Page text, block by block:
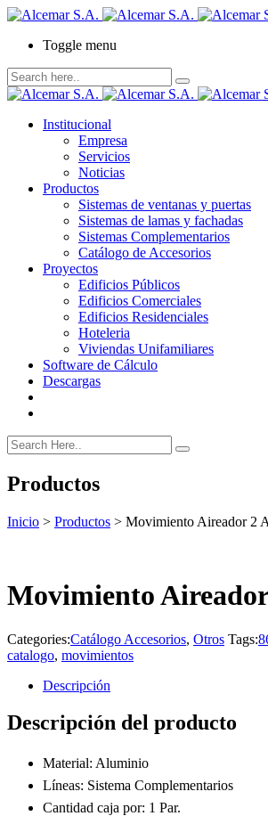
Toggle menu
Institucional
Empresa
Servicios
Noticias
Productos
Sistemas de ventanas y puertas
Sistemas de lamas y fachadas
Sistemas Complementarios
Catálogo de Accesorios
Proyectos
Edificios Públicos
Edificios Comerciales
Edificios Residenciales
Hoteleria
Viviendas Unifamiliares
Software de Cálculo
Descargas
Productos
Inicio > Productos > Movimiento Aireador 2
Movimiento
Categories:Catálogo Accesorios, Otros Tags:
catalogo, movimientos
Descripción
Descripción del producto
Material: Aluminio
Líneas: Sistema Complementarios
Cantidad caja por: 1 Par.